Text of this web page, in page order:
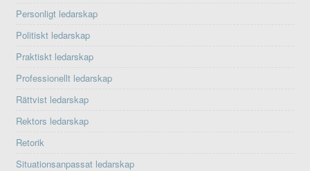
Personligt ledarskap
Politiskt ledarskap
Praktiskt ledarskap
Professionellt ledarskap
Rättvist ledarskap
Rektors ledarskap
Retorik
Situationsanpassat ledarskap